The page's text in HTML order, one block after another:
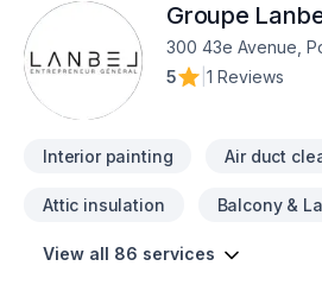
intérieure et extérieureProjets
concrétiser votre projet ? Contactez-
pour une estimation gratuite.367-383-
8097cerratonic1@gmail.com
Groupe
300 43e Avenue,
5
1 Reviews
Interior painting Air duct
Attic insulation Balcony &
View all 86 services